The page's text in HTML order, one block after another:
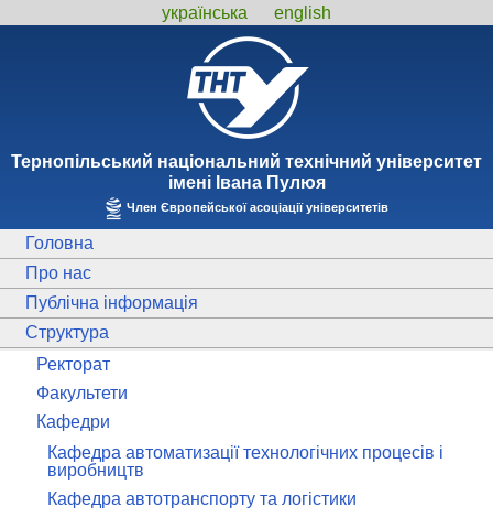
українська english
Тернопiльський національний технiчний унiверситет
iменi Iвана Пулюя
Член Європейської асоціації університетів
Головна
Про нас
Публічна інформація
Структура
Ректорат
Факультети
Кафедри
Кафедра автоматизації технологічних процесів і
виробництв
Кафедра автотранспорту та логістики